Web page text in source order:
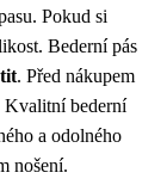
Pokud si
Bederní pás
. Před nákupem
Kvalitní bederní
a odolného
nošení.